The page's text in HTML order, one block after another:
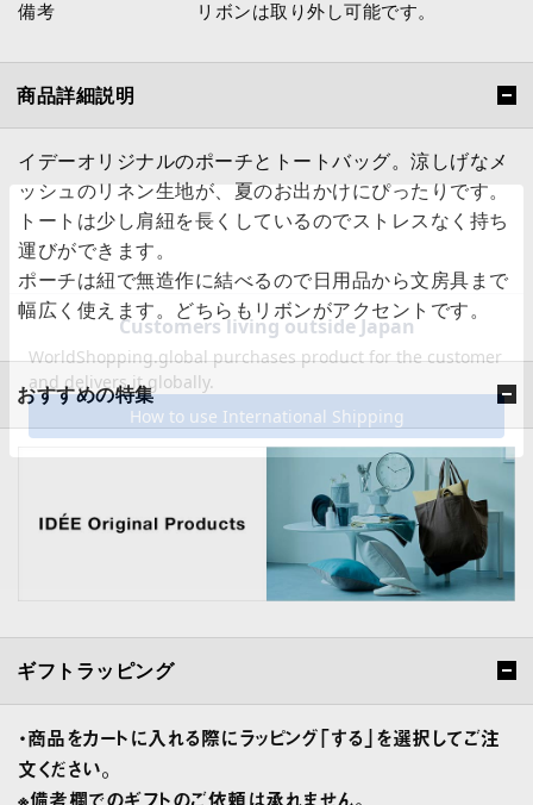
備考 リボンは取り外し可能です。
商品詳細説明
イデーオリジナルのポーチとトートバッグ。涼しげなメ
ッシュのリネン生地が、夏のお出かけにぴったりです。
トートは少し肩紐を長くしているのでストレスなく持ち
運びができます。
ポーチは紐で無造作に結べるので日用品から文房具まで
幅広く使えます。どちらもリボンがアクセントです。
おすすめの特集
ギフトラッピング
・商品をカートに入れる際にラッピング「する」を選択してご注
文ください。
※備考欄でのギフトのご依頼は承れません。